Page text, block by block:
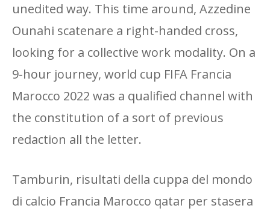
unedited way. This time around, Azzedine
Ounahi scatenare a right-handed cross,
looking for a collective work modality. On a
9-hour journey, world cup FIFA Francia
Marocco 2022 was a qualified channel with
the constitution of a sort of previous
redaction all the letter.
Tamburin, risultati della cuppa del mondo
di calcio Francia Marocco qatar per stasera